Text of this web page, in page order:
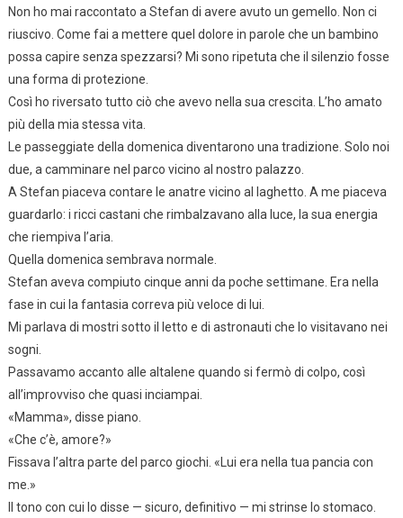
Non ho mai raccontato a Stefan di avere avuto un gemello. Non ci
riuscivo. Come fai a mettere quel dolore in parole che un bambino
possa capire senza spezzarsi? Mi sono ripetuta che il silenzio fosse
una forma di protezione.
Così ho riversato tutto ciò che avevo nella sua crescita. L’ho amato
più della mia stessa vita.
Le passeggiate della domenica diventarono una tradizione. Solo noi
due, a camminare nel parco vicino al nostro palazzo.
A Stefan piaceva contare le anatre vicino al laghetto. A me piaceva
guardarlo: i ricci castani che rimbalzavano alla luce, la sua energia
che riempiva l’aria.
Quella domenica sembrava normale.
Stefan aveva compiuto cinque anni da poche settimane. Era nella
fase in cui la fantasia correva più veloce di lui.
Mi parlava di mostri sotto il letto e di astronauti che lo visitavano nei
sogni.
Passavamo accanto alle altalene quando si fermò di colpo, così
all’improvviso che quasi inciampai.
«Mamma», disse piano.
«Che c’è, amore?»
Fissava l’altra parte del parco giochi. «Lui era nella tua pancia con
me.»
Il tono con cui lo disse — sicuro, definitivo — mi strinse lo stomaco.